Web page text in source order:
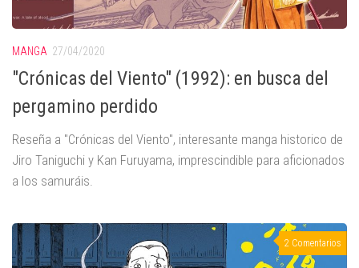
MANGA 27/04/2020
"Crónicas del Viento" (1992): en busca del
pergamino perdido
Reseña a "Crónicas del Viento", interesante manga historico de
Jiro Taniguchi y Kan Furuyama, imprescindible para aficionados
a los samuráis.
2 Comentarios